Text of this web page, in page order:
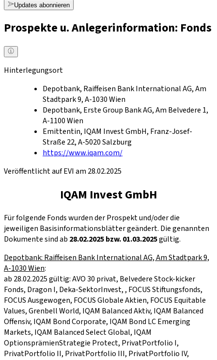
Updates abonnieren
Prospekte u. Anlegerinformation: Fonds
Hinterlegungsort
Depotbank, Raiffeisen Bank International AG, Am
Stadtpark 9, A-1030 Wien
Depotbank, Erste Group Bank AG, Am Belvedere 1,
A-1100 Wien
Emittentin, IQAM Invest GmbH, Franz-Josef-
Straße 22, A-5020 Salzburg
https://www.iqam.com/
Veröffentlicht auf EVI am 28.02.2025
IQAM Invest GmbH
Für folgende Fonds wurden der Prospekt und/oder die
jeweiligen Basisinformationsblätter geändert. Die genannten
Dokumente sind ab 28.02.2025 bzw. 01.03.2025gültig.
Depotbank: Raiffeisen Bank International AG, Am Stadtpark 9,
A-1030 Wien:
ab 28.02.2025 gültig: AVO 30 privat, Belvedere Stock-kicker
Fonds, Dragon I, Deka-SektorInvest, , FOCUS Stiftungsfonds,
FOCUS Ausgewogen, FOCUS Globale Aktien, FOCUS Equitable
Values, Grenbell World, IQAM Balanced Aktiv, IQAM Balanced
Offensiv, IQAM Bond Corporate, IQAM Bond LC Emerging
Markets, IQAM Balanced Select Global, IQAM
OptionsprämienStrategie Protect, PrivatPortfolio I,
PrivatPortfolio II, PrivatPortfolio III, PrivatPortfolio IV,